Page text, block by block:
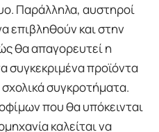
Παράλληλα, αυστηροί
επιβληθούν και στην
θα απαγορευτεί η
συγκεκριμένα προϊόντα
συγκροτήματα.
που θα υπόκεινται
καλείται να